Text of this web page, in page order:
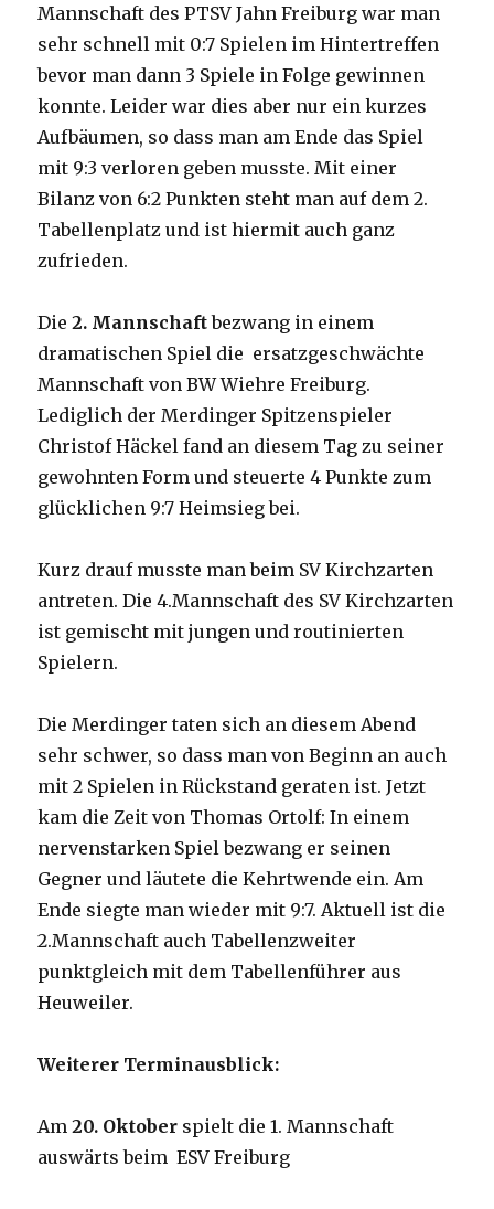
Mannschaft des PTSV Jahn Freiburg war man
sehr schnell mit 0:7 Spielen im Hintertreffen
bevor man dann 3 Spiele in Folge gewinnen
konnte. Leider war dies aber nur ein kurzes
Aufbäumen, so dass man am Ende das Spiel
mit 9:3 verloren geben musste. Mit einer
Bilanz von 6:2 Punkten steht man auf dem 2.
Tabellenplatz und ist hiermit auch ganz
zufrieden.
Die2. Mannschaftbezwang in einem
dramatischen Spiel die ersatzgeschwächte
Mannschaft von BW Wiehre Freiburg.
Lediglich der Merdinger Spitzenspieler
Christof Häckel fand an diesem Tag zu seiner
gewohnten Form und steuerte 4 Punkte zum
glücklichen 9:7 Heimsieg bei.
Kurz drauf musste man beim SV Kirchzarten
antreten. Die 4.Mannschaft des SV Kirchzarten
ist gemischt mit jungen und routinierten
Spielern.
Die Merdinger taten sich an diesem Abend
sehr schwer, so dass man von Beginn an auch
mit 2 Spielen in Rückstand geraten ist. Jetzt
kam die Zeit von Thomas Ortolf: In einem
nervenstarken Spiel bezwang er seinen
Gegner und läutete die Kehrtwende ein. Am
Ende siegte man wieder mit 9:7. Aktuell ist die
2.Mannschaft auch Tabellenzweiter
punktgleich mit dem Tabellenführer aus
Heuweiler.
Weiterer Terminausblick:
Am20. Oktober spielt die 1. Mannschaft
auswärts beim ESV Freiburg